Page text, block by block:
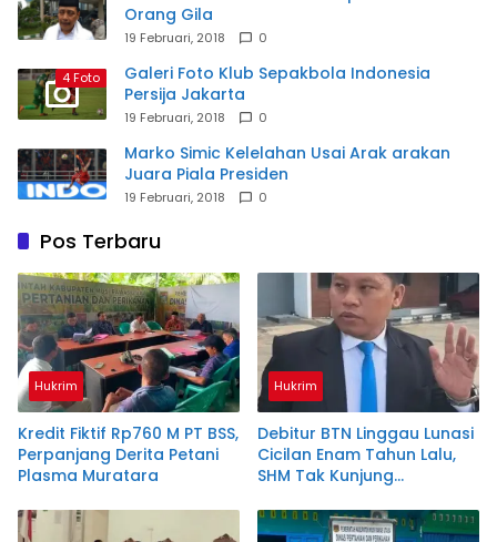
Orang Gila
19 Februari, 2018 0
4 Foto
Galeri Foto Klub Sepakbola Indonesia
Persija Jakarta
19 Februari, 2018 0
Marko Simic Kelelahan Usai Arak arakan
Juara Piala Presiden
19 Februari, 2018 0
Pos Terbaru
Hukrim
Kredit Fiktif Rp760 M PT BSS,
Perpanjang Derita Petani
Plasma Muratara
Hukrim
Debitur BTN Linggau Lunasi
Cicilan Enam Tahun Lalu,
SHM Tak Kunjung